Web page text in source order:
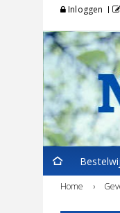
Inloggen
Home ›